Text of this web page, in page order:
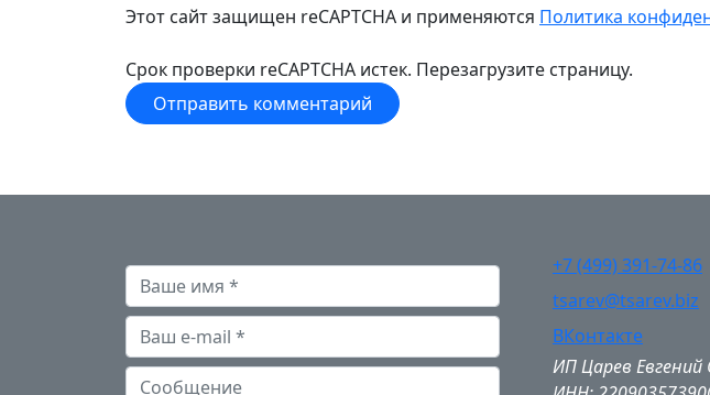
Этот сайт защищен reCAPTCHA и применяются Политика
Срок проверки reCAPTCHA истек. Перезагрузите страницу.
+7 (499) 391-74-86
tsarev@tsarev.biz
ВКонтакте
ИП Царев Евгений